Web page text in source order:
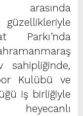
güzellikleriyle
Parkı’nda
sahipliğinde,
Kulübü ve
iş birliğiyle